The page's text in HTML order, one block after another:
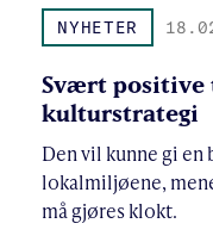
NYHETER
Svært positive
kulturstrategi
Den vil kunne gi
lokalmiljøene,
må gjøres klokt.